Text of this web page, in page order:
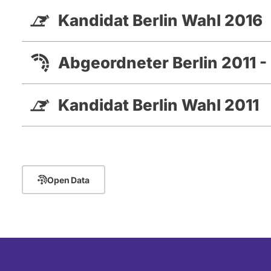
Kandidat Berlin Wahl 2016
Abgeordneter Berlin 2011 -
Kandidat Berlin Wahl 2011
Open Data